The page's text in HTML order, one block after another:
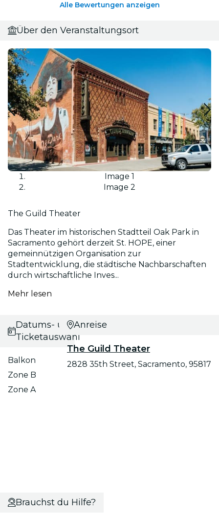
Alle Bewertungen anzeigen
Über den Veranstaltungsort
Image 1
Image 2
The Guild Theater
Das Theater im historischen Stadtteil Oak Park in
Sacramento gehört derzeit St. HOPE, einer
gemeinnützigen Organisation zur
Stadtentwicklung, die städtische Nachbarschaften
durch wirtschaftliche Inves...
Mehr lesen
Datums- und
Ticketauswahl
Balkon
Zone B
Zone A
Anreise
The Guild Theater
2828 35th Street, Sacramento, 95817
Brauchst du Hilfe?